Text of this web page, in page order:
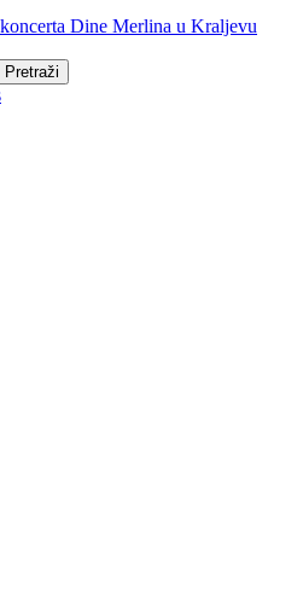
Dine Merlina u Kraljevu
Pretraži